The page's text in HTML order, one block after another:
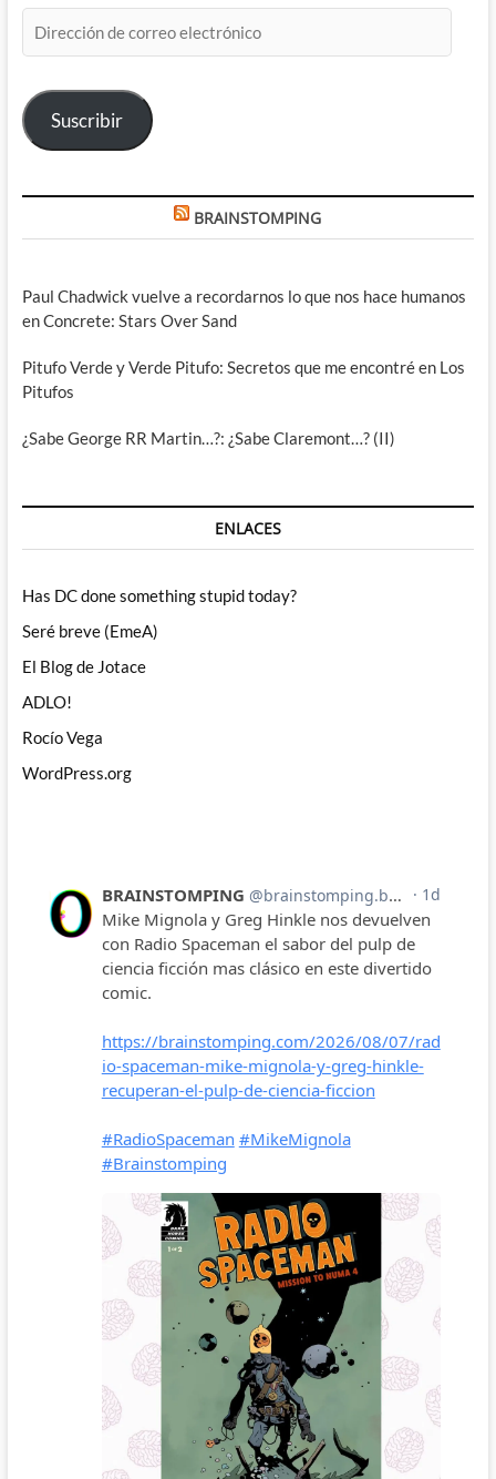
de
electrónico
Suscribir
BRAINSTOMPING
Paul Chadwick vuelve a recordarnos lo que nos hace humanos
en Concrete: Stars Over Sand
Pitufo Verde y Verde Pitufo: Secretos que me encontré en Los
Pitufos
¿Sabe George RR Martin…?: ¿Sabe Claremont…? (II)
ENLACES
Has DC done something stupid today?
Seré breve (EmeA)
El Blog de Jotace
ADLO!
Rocío Vega
WordPress.org